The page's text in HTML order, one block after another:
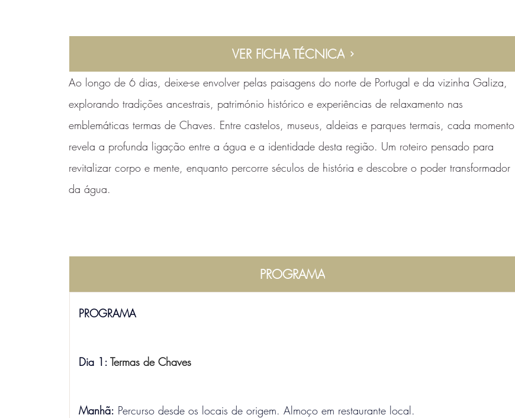
VER FICHA TÉCNICA
Ao longo de 6 dias, deixe-se envolver pelas paisagens do norte de Portugal e da vizinha Galiza,
explorando tradições ancestrais, património histórico e experiências de relaxamento nas
emblemáticas termas de Chaves. Entre castelos, museus, aldeias e parques termais, cada momento
revela a profunda ligação entre a água e a identidade desta região. Um roteiro pensado para
revitalizar corpo e mente, enquanto percorre séculos de história e descobre o poder transformador
da água.
PROGRAMA
PROGRAMA
Dia 1: Termas de Chaves
Manhã: Percurso desde os locais de origem. Almoço em restaurante local.